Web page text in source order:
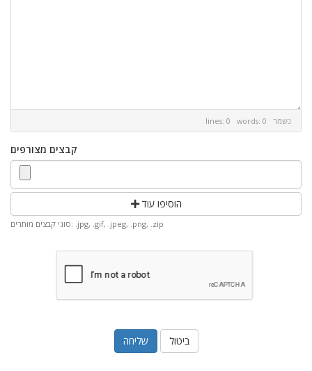
lines: 0 words: 0 נשמר
קבצים מצורפים
הוסיפו עוד
סוגי קבצים מותרים: .jpg, .gif, .jpeg, .png, .zip
ביטול